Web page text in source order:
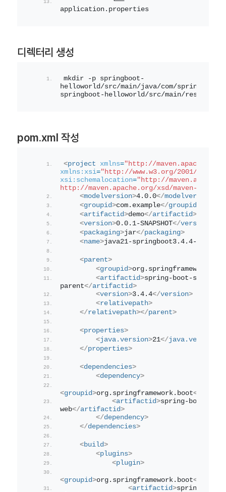
application.properties
디렉터리 생성
mkdir -p springboot-
helloworld/src/main/java/com/springboot/
springboot-helloworld/src/main/resources
pom.xml 작성
<project xmlns="http://maven.apache.org/
xmlns:xsi="http://www.w3.org/2001/
xsi:schemalocation="http://
http://maven.apache.org/xsd/maven-
<modelversion>4.0.0</modelversion
<groupid>com.example</groupid
<artifactid>demo</artifactid>
<version>0.0.1-SNAPSHOT</version
<packaging>jar</packaging>
<name>java21-springboot3.4.4-
<parent>
<groupid>
<artifactid>spring-boot-starter-
parent</artifactid>
<version>3.4.4</version>
<relativepath>
</relativepath></parent>
<properties>
<java.version>21</java.version
</properties>
<dependencies>
<dependency>
<groupid>org.springframework.boot</
<artifactid>spring-boot-
web</artifactid>
</dependency>
</dependencies>
<build>
<plugins>
<plugin>
<groupid>org.springframework.boot</
<artifactid>spring-boot-